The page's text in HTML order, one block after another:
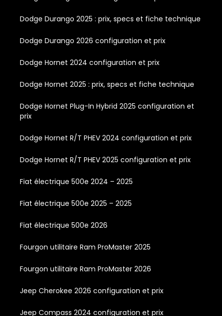
Dodge Durango 2025 : prix, specs et fiche technique
Dodge Durango 2026 configuration et prix
Dodge Hornet 2024 configuration et prix
Dodge Hornet 2025 : prix, specs et fiche technique
Dodge Hornet Plug-In Hybrid 2025 configuration et
prix
Dodge Hornet R/T PHEV 2024 configuration et prix
Dodge Hornet R/T PHEV 2025 configuration et prix
Fiat électrique 500e 2024 – 2025
Fiat électrique 500e 2025 – 2025
Fiat électrique 500e 2026
Fourgon utilitaire Ram ProMaster 2025
Fourgon utilitaire Ram ProMaster 2026
Jeep Cherokee 2026 configuration et prix
Jeep Compass 2024 configuration et prix